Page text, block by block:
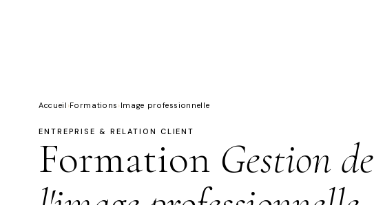
Accueil ›Formations ›Image professionnelle
ENTREPRISE & RELATION CLIENT
Formation Gestion de